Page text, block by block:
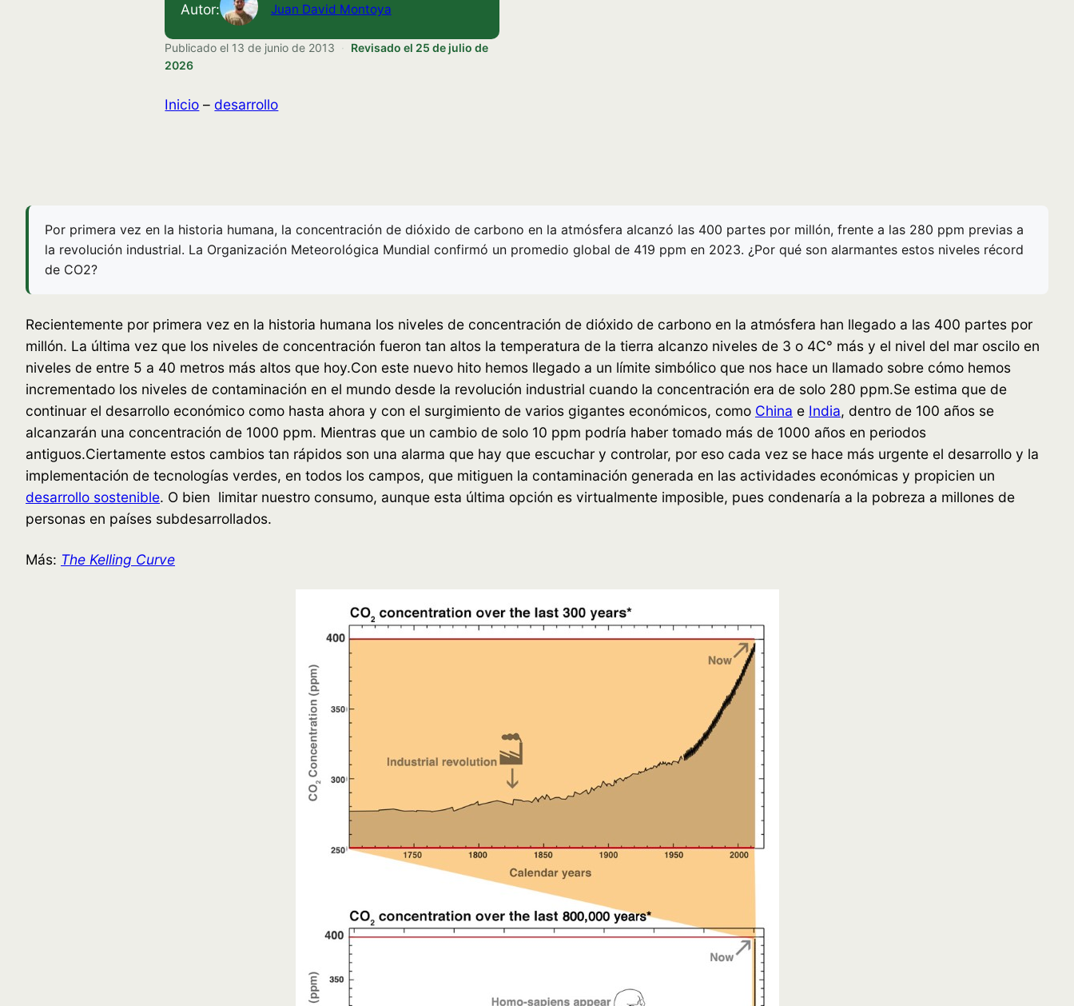
Autor: Juan David Montoya
Publicado el 13 de junio de 2013 · Revisado el 25 de julio de
2026
Inicio – desarrollo
Por primera vez en la historia humana, la concentración de dióxido de carbono en la atmósfera alcanzó las 400 partes por millón, frente a las 280 ppm previas a
la revolución industrial. La Organización Meteorológica Mundial confirmó un promedio global de 419 ppm en 2023. ¿Por qué son alarmantes estos niveles récord
de CO2?
Recientemente por primera vez en la historia humana los niveles de concentración de dióxido de carbono en la atmósfera han llegado a las 400 partes por
millón. La última vez que los niveles de concentración fueron tan altos la temperatura de la tierra alcanzo niveles de 3 o 4C° más y el nivel del mar oscilo en
niveles de entre 5 a 40 metros más altos que hoy.Con este nuevo hito hemos llegado a un límite simbólico que nos hace un llamado sobre cómo hemos
incrementado los niveles de contaminación en el mundo desde la revolución industrial cuando la concentración era de solo 280 ppm.Se estima que de
continuar el desarrollo económico como hasta ahora y con el surgimiento de varios gigantes económicos, como China e India, dentro de 100 años se
alcanzarán una concentración de 1000 ppm. Mientras que un cambio de solo 10 ppm podría haber tomado más de 1000 años en periodos
antiguos.Ciertamente estos cambios tan rápidos son una alarma que hay que escuchar y controlar, por eso cada vez se hace más urgente el desarrollo y la
implementación de tecnologías verdes, en todos los campos, que mitiguen la contaminación generada en las actividades económicas y propicien un
desarrollo sostenible. O bien limitar nuestro consumo, aunque esta última opción es virtualmente imposible, pues condenaría a la pobreza a millones de
personas en países subdesarrollados.
Más: The Kelling Curve